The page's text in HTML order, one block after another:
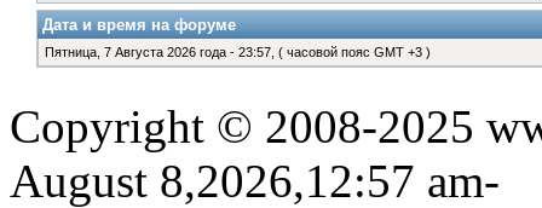
Дата и время на форуме
Пятница, 7 Августа 2026 года - 23:57, ( часовой пояс GMT +3 )
Copyright © 2008-2025
August 8,2026,12:57 am-